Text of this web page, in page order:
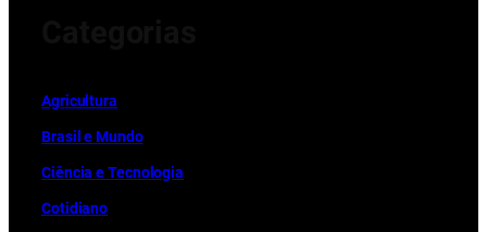
Agricultura
Brasil e Mundo
Ciência e Tecnologia
Cotidiano